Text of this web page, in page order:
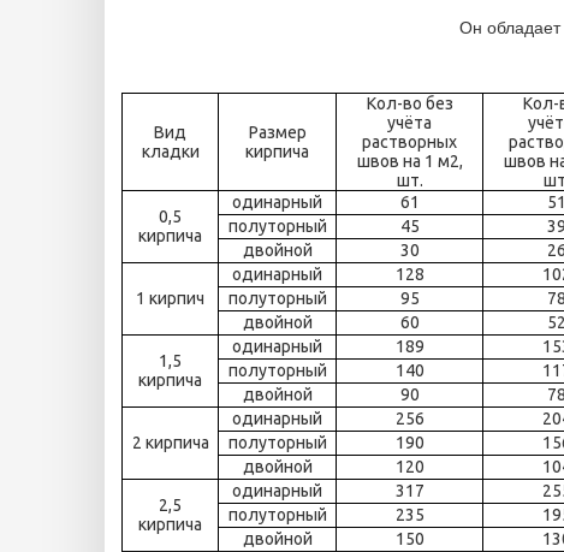
Он обладает
Вид
кладки
Размер
кирпича
Кол-во без
учёта
растворных
швов на 1 м2,
шт.
Кол-
швов
0,5
кирпича
одинарный 61 51
полуторный
45 39
двойной
30 26
1 кирпич
одинарный 128
полуторный
95 78
двойной
60
52
1,5
кирпича
одинарный 189
полуторный
140
двойной
90 78
2 кирпича
одинарный 256
полуторный
190
двойной
120
2,5
кирпича
одинарный 317
полуторный
235
двойной
150